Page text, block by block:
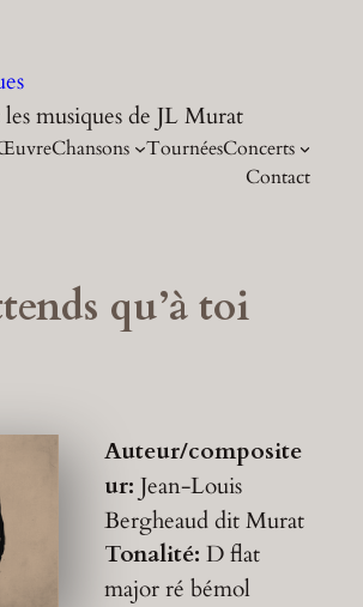
musiques de JL Murat
Chansons TournéesConcerts
Contact
qu’à toi
Auteur/composite
ur:Jean-Louis
Bergheaud dit Murat
Tonalité:D flat
major ré bémol